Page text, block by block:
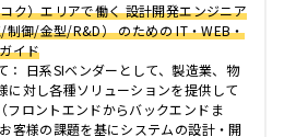
ク）エリアで働く 設計開発エンジニア
制御/金型/R&D） のための IT・WEB・
イド
： 日系SIベンダーとして、製造業、物
に対し各種ソリューションを提供して
フロントエンドからバックエンドま
客様の課題を基にシステムの設計・開